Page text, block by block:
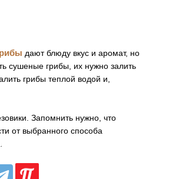
дают блюду вкус и аромат, но
сушеные грибы, их нужно залить
грибы теплой водой и,
Запомнить нужно, что
от выбранного способа